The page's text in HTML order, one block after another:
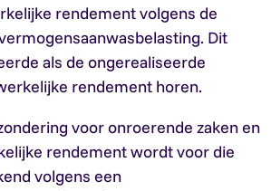
rendement volgens de
Dit
als de ongerealiseerde
rendement horen.
voor onroerende zaken en
rendement wordt voor die
volgens een